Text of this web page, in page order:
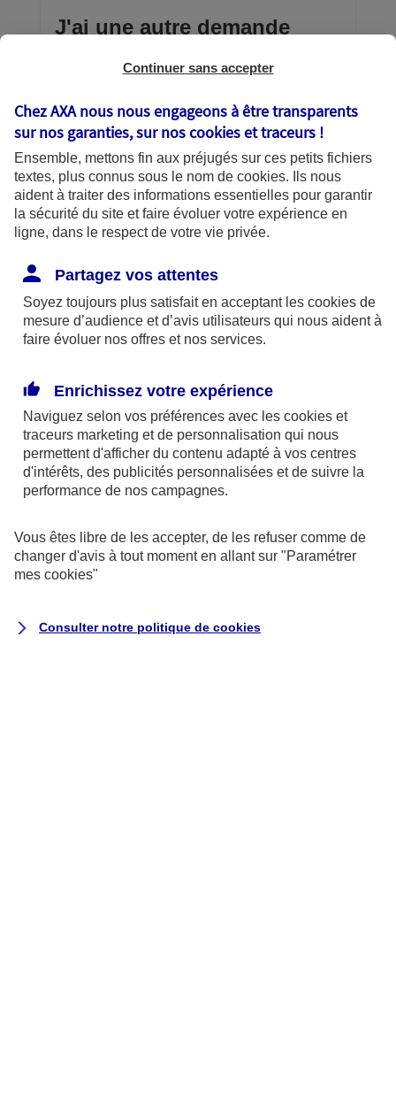
J'ai une autre demande
Envoi d'un document confidentiel,
téléchargement d’une attestation,
échanges avec AXA… vous avez la
main.
Découvrir vos services en
ligne
En cas d'urgence
Dépannage et remorquage de votre
Continuer sans accepter
Chez AXA nous nous engageons à être transparents
sur nos garanties, sur noscookies et traceurs !
Ensemble, mettons fin aux préjugés sur ces petits fichiers
textes, plus connus sous le nom de cookies. Ils nous
aident à traiter des informations essentielles pour garantir
la sécurité du site et faire évoluer votre expérience en
ligne, dans le respect de votre vie privée.
Partagez vos attentes
Soyez toujours plus satisfait en acceptant les cookies de
mesure d’audience et d’avis utilisateurs qui nous aident à
faire évoluer nos offres et nos services.
Enrichissez votre expérience
Naviguez selon vos préférences avec les cookies et
traceurs marketing et de personnalisation qui nous
permettent d'afficher du contenu adapté à vos centres
d'intérêts, des publicités personnalisées et de suivre la
performance de nos campagnes.
Vous êtes libre de les accepter, de les refuser comme de
changer d'avis à tout moment en allant sur "Paramétrer
mes cookies"
Consulter notre politique de cookies